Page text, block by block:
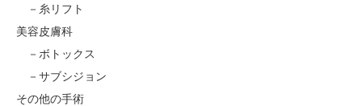
糸リフト
美容皮膚科
ボトックス
サブシジョン
その他の手術